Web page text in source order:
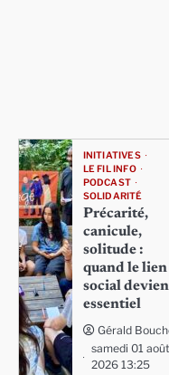
INITIATIVES
LE FIL INFO
PODCAST
SOLIDARITÉ
Précarité,
canicule,
solitude :
quand le lien
social
essentiel
Gérald
samedi 01 août
2026 13:25